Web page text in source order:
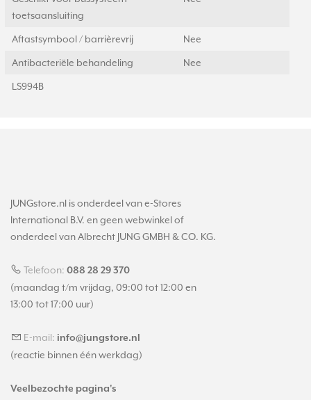
toetsaansluiting
Aftastsymbool / barrièrevrij Nee
Antibacteriële behandeling Nee
LS994B
JUNGstore.nl is onderdeel van e-Stores
International B.V. en geen webwinkel of
onderdeel van Albrecht JUNG GMBH & CO. KG.
Telefoon: 088 28 29 370
(maandag t/m vrijdag, 09:00 tot 12:00 en
13:00 tot 17:00 uur)
E-mail: info@jungstore.nl
(reactie binnen één werkdag)
Veelbezochte pagina's